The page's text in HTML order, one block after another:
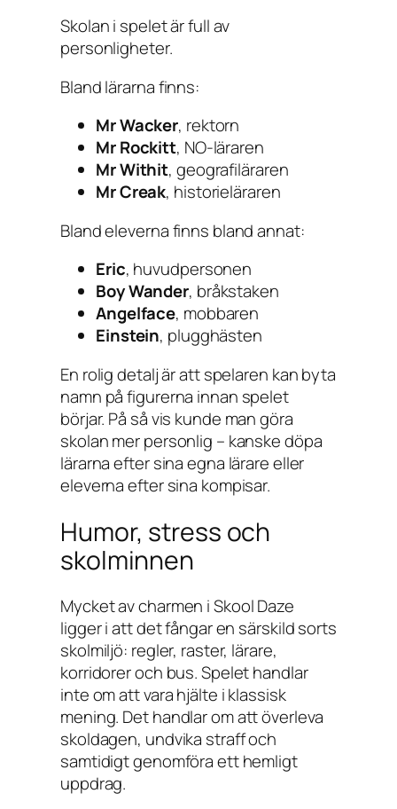
Skolan i spelet är full av
personligheter.
Bland lärarna finns:
Mr Wacker, rektorn
Mr Rockitt, NO-läraren
Mr Withit, geografiläraren
Mr Creak, historieläraren
Bland eleverna finns bland annat:
Eric, huvudpersonen
Boy Wander, bråkstaken
Angelface, mobbaren
Einstein, plugghästen
En rolig detalj är att spelaren kan byta
namn på figurerna innan spelet
börjar. På så vis kunde man göra
skolan mer personlig – kanske döpa
lärarna efter sina egna lärare eller
eleverna efter sina kompisar.
Humor, stress och
skolminnen
Mycket av charmen iSkool Daze
ligger i att det fångar en särskild sorts
skolmiljö: regler, raster, lärare,
korridorer och bus. Spelet handlar
inte om att vara hjälte i klassisk
mening. Det handlar om att överleva
skoldagen, undvika straff och
samtidigt genomföra ett hemligt
uppdrag.